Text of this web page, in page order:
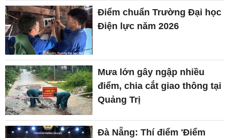
Điểm chuẩn Trường Đại học
Điện lực năm 2026
Mưa lớn gây ngập nhiều
điểm, chia cắt giao thông tại
Quảng Trị
Đà Nẵng: Thí điểm 'Điểm